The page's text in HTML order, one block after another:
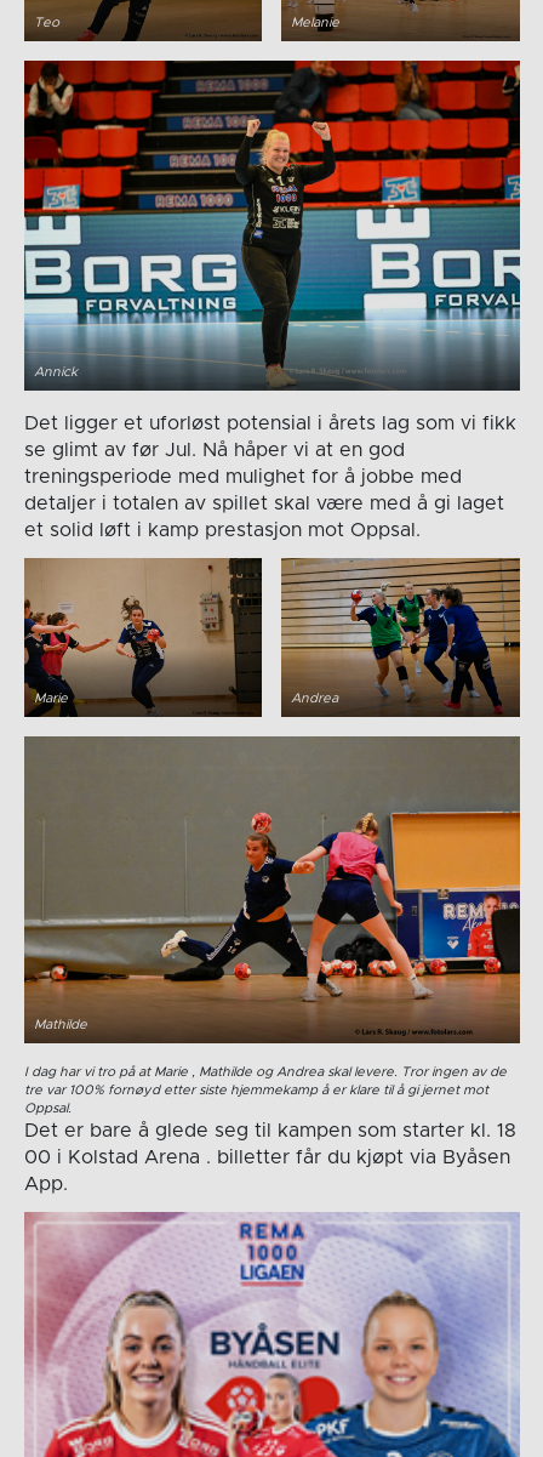
Teo Melanie
Annick
Det ligger et uforløst potensial i årets lag som vi fikk
se glimt av før Jul. Nå håper vi at en god
treningsperiode med mulighet for å jobbe med
detaljer i totalen av spillet skal være med å gi laget
et solid løft i kamp prestasjon mot Oppsal.
Marie Andrea
Mathilde
I dag har vi tro på at Marie , Mathilde og Andrea skal levere. Tror ingen av de
tre var 100% fornøyd etter siste hjemmekamp å er klare til å gi jernet mot
Oppsal.
Det er bare å glede seg til kampen som starter kl. 18
00 i Kolstad Arena . billetter får du kjøpt via Byåsen
App.